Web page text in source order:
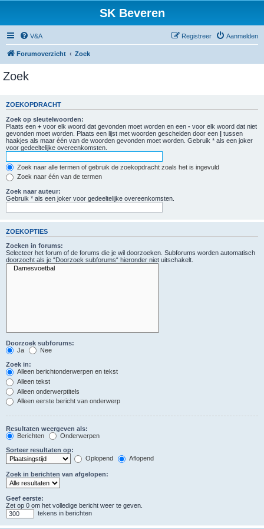
SK Beveren
V&A Aanmelden
Registreer
Forumoverzicht Zoek
Zoek
ZOEKOPDRACHT
Zoek op sleutelwoorden:
Plaats een + voor elk woord dat gevonden moet worden en een - voor elk woord dat niet
gevonden moet worden. Plaats een lijst met woorden gescheiden door een | tussen
haakjes als maar één van de woorden gevonden moet worden. Gebruik * als een joker
voor gedeeltelijke overeenkomsten.
Zoek naar alle termen of gebruik de zoekopdracht zoals het is ingevuld
Zoek naar één van de termen
Zoek naar auteur:
Gebruik * als een joker voor gedeeltelijke overeenkomsten.
ZOEKOPTIES
Zoeken in forums:
Selecteer het forum of de forums die je wil doorzoeken. Subforums worden automatisch
doorzocht als je “Doorzoek subforums“ hieronder niet uitschakelt.
Doorzoek subforums:
Ja
Nee
Zoek in:
Alleen berichtonderwerpen en tekst
Alleen tekst
Alleen onderwerptitels
Alleen eerste bericht van onderwerp
Resultaten weergeven als:
Berichten
Onderwerpen
Sorteer resultaten op:
Oplopend
Aflopend
Zoek in berichten van afgelopen:
Geef eerste:
Zet op 0 om het volledige bericht weer te geven.
tekens in berichten